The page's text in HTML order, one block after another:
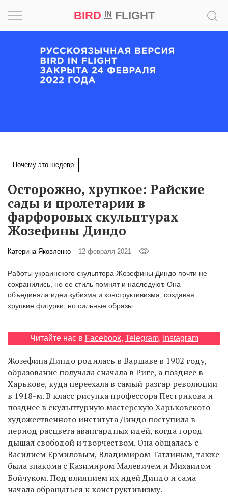
BIRD INFLIGHT
EN
UA
Почему это шедевр
Осторожно, хрупкое: Райские
сады и пролетарии в
фарфоровых скульптурах
Жозефины Диндо
Катерина Яковленко 12 февраля 2021
Работы украинского скульптора Жозефины Диндо почти не
сохранились, но ее стиль помнят и наследуют. Она
объединяла идеи кубизма и конструктивизма, создавая
хрупкие фигурки, но сильные образы.
Читайте нас в Facebook, Telegram, Instagram
Жозефина Диндо родилась в Варшаве в 1902 году,
образование получала сначала в Риге, а позднее в
Харькове, куда переехала в самый разгар революции
в 1918-м. В класс рисунка профессора Пестрикова и
позднее в скульптурную мастерскую Харьковского
художественного института Диндо поступила в
период расцвета авангардных идей, когда город
дышал свободой и творчеством. Она общалась с
Василием Ермиловым, Владимиром Татлиным, также
была знакома с Казимиром Малевичем и Михаилом
Бойчуком. Под влиянием их идей Диндо и сама
начала обращаться к конструктивизму.